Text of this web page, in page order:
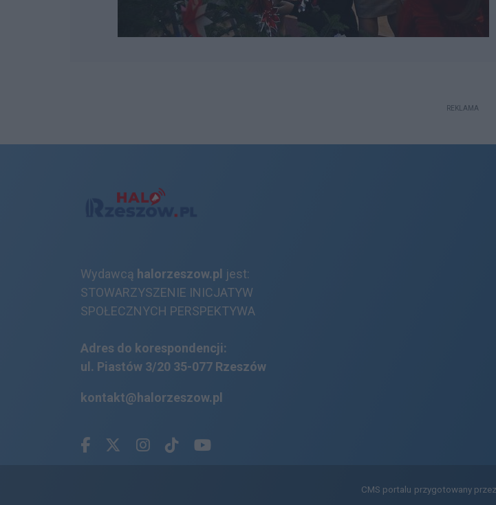
REKLAMA
Wydawcą halorzeszow.pl jest:
STOWARZYSZENIE INICJATYW
SPOŁECZNYCH PERSPEKTYWA
Adres do korespondencji:
ul. Piastów 3/20 35-077 Rzeszów
kontakt@halorzeszow.pl
Facebook.com
X.comInstagram.com
Tiktok.com
Youtube.com
CMS portalu przygotowany przez